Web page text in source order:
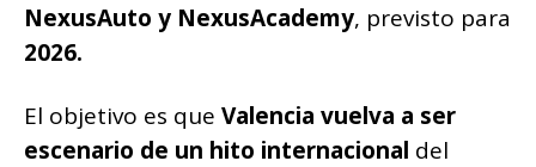
NexusAuto y NexusAcademy, previsto para
2026.
El objetivo es que Valencia vuelva a ser
escenario de un hito internacional del